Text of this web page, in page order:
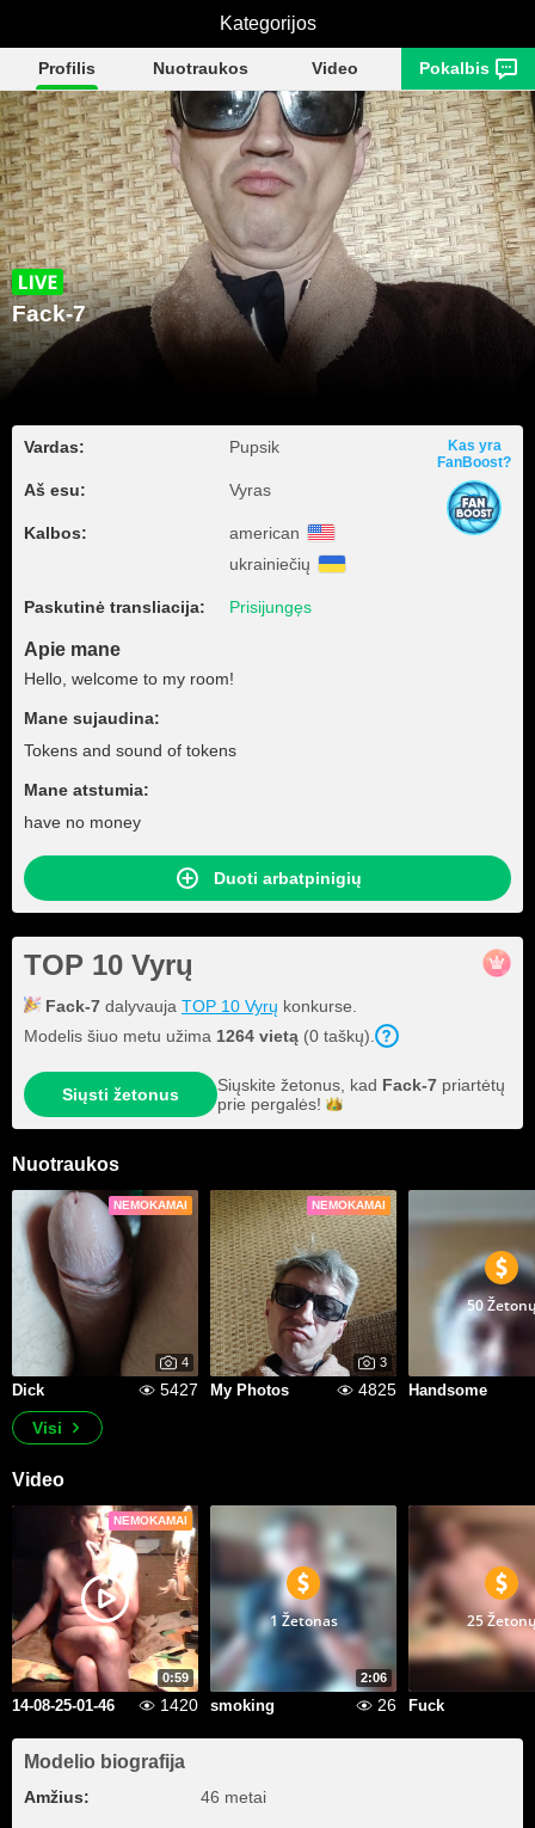
Fack-7
Profilis Nuotraukos Video Pokalbis
Fack-7
Vardas: Pupsik
Aš esu: Vyras
Kalbos:
american
ukrainiečių
Paskutinė transliacija: Prisijungęs
Kas yra
FanBoost?
Apie mane
Hello, welcome to my room!
Mane sujaudina:
Tokens and sound of tokens
Mane atstumia:
have no money
Duoti arbatpinigių
TOP 10 Vyrų
Fack-7 dalyvauja TOP 10 Vyrų konkurse.
Modelis šiuo metu užima 1264 vietą (0 taškų).
Siųsti žetonus Siųskite žetonus, kad Fack-7 priartėtų
prie pergalės!
Nuotraukos
NEMOKAMAI
4
Dick 5427
NEMOKAMAI
3
My Photos 4825
50
Handsome
Visi
Video
NEMOKAMAI
0:59
14-08-25-01-46 1420
2:06
1 Žetonas
smoking 26
25
Fuck
Modelio biografija
Amžius: 46 metai
Kategorijos